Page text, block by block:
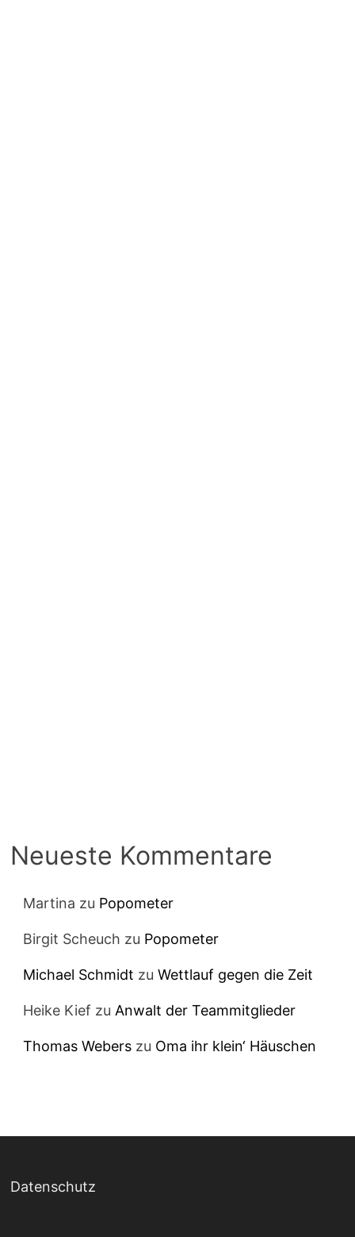
Neueste Kommentare
Martina zu Popometer
Birgit Scheuch zu Popometer
Michael Schmidt zuWettlauf gegen die Zeit
Heike Kief zu Anwalt der Teammitglieder
Thomas Webers zu Oma ihr klein‘ Häuschen
Datenschutz